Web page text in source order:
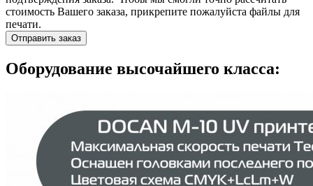
стоимость Вашего заказа, прикрепите пожалуйста файлы для
печати.
Отправить заказ
Оборудование высочайшего класса: